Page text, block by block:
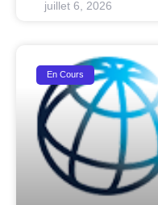
juillet 6, 2026
En Cours